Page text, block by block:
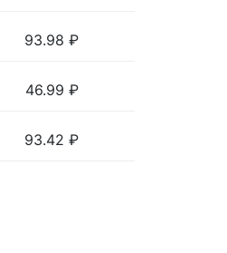
93.98 ₽
46.99 ₽
93.42 ₽